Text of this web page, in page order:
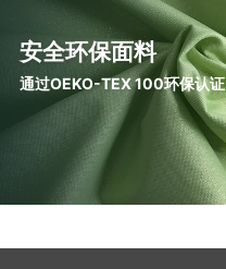
安全环保面料
通过OEKO-TEX 100环保认证